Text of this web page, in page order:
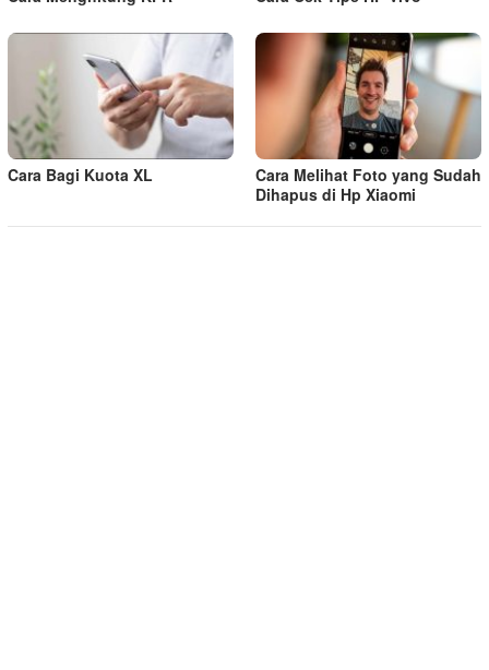
Cara Bagi Kuota XL
Cara Melihat Foto yang Sudah
Dihapus di Hp Xiaomi